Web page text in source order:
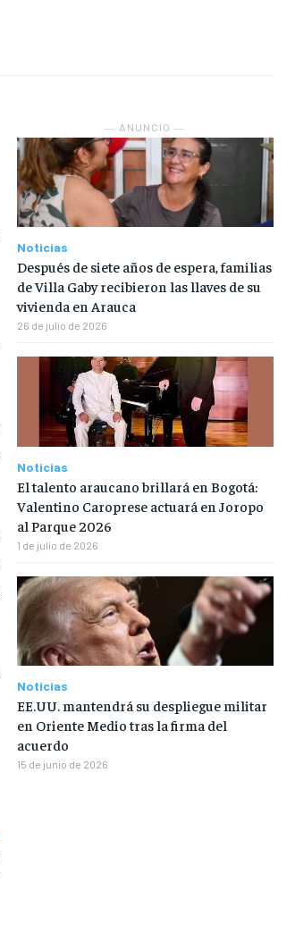
― ANUNCIO ―
Noticias
Después de siete años de espera, familias
de Villa Gaby recibieron las llaves de su
vivienda en Arauca
26 de julio de 2026
Noticias
El talento araucano brillará en Bogotá:
Valentino Caroprese actuará en Joropo
al Parque 2026
1 de julio de 2026
Noticias
EE.UU. mantendrá su despliegue militar
en Oriente Medio tras la firma del
acuerdo
15 de junio de 2026